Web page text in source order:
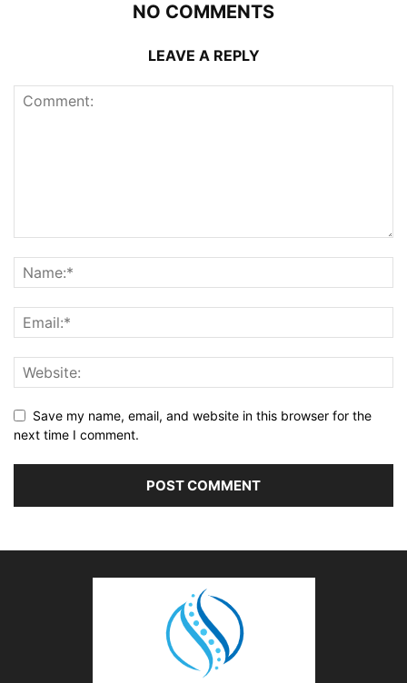
NO COMMENTS
LEAVE A REPLY
Save my name, email, and website in this browser for the
next time I comment.